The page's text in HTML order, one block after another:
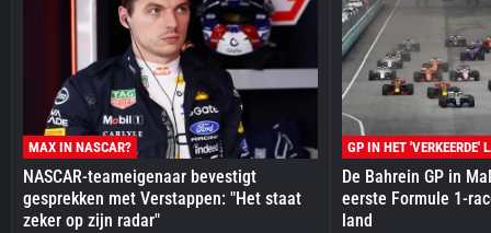
MAX IN NASCAR?
NASCAR-teameigenaar bevestigt
gesprekken met Verstappen: "Het staat
zeker op zijn radar"
GP IN HET 'VERKEERDE'
De Bahrein GP in
eerste Formule 1-
land